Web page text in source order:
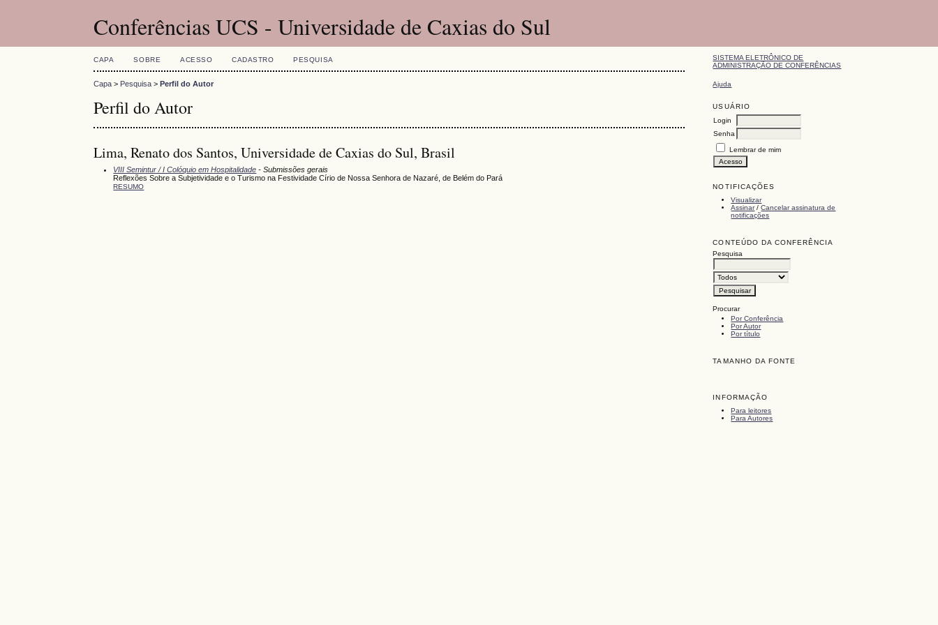
Conferências UCS - Universidade de Caxias do Sul
SISTEMA ELETRÔNICO DE
ADMINISTRAÇÃO DE CONFERÊNCIAS
Ajuda
USUÁRIO
Login
Senha
Lembrar de mim
NOTIFICAÇÕES
Visualizar
Assinar/Cancelar assinatura de
notificações
CONTEÚDO DA CONFERÊNCIA
Pesquisa
Procurar
Por Conferência
Por Autor
Por título
TAMANHO DA FONTE
INFORMAÇÃO
Para leitores
Para Autores
CAPA SOBRE ACESSO CADASTRO PESQUISA
Capa > Pesquisa >Perfil do Autor
Perfil do Autor
Lima, Renato dos Santos, Universidade de Caxias do Sul, Brasil
VIII Semintur / I Colóquio em Hospitalidade - Submissões gerais
Reflexões Sobre a Subjetividade e o Turismo na Festividade Círio de Nossa Senhora de Nazaré, de Belém do Pará
RESUMO